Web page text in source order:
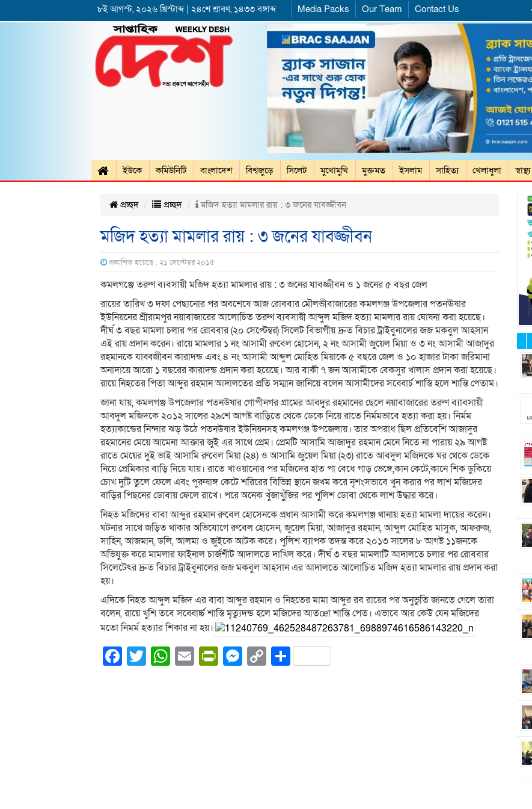
৮ই আগস্ট, ২০২৬ খ্রিস্টাব্দ | ২৪শে শ্রাবণ, ১৪৩৩ বঙ্গাব্দ Media Packs Our Team Contact Us
ইউকে কমিউনিটি বাংলাদেশ বিশ্বজুড়ে সিলেট মুখোমুখি মুক্তমত ইসলাম সাহিত্য খেলাধুলা স্বাস্থ্য
প্রচ্ছদ প্রচ্ছদ মজিদ হত্যা মামলার রায় : ৩ জনের যাবজ্জীবন
মজিদ হত্যা মামলার রায় : ৩ জনের যাবজ্জীবন
প্রকাশিত হয়েছে : ২১ সেপ্টেম্বর ২০১৫
কমলগঞ্জে তরুণ ব্যবসায়ী মজিদ হত্যা মামলার রায় : ৩ জনের যাবজ্জীবন ও ১ জনের ৫ বছর জেল
রায়ের তারিখ ৩ দফা পেছানোর পর অবশেষে আজ রোববার মৌলভীবাজারের কমলগঞ্জ উপজেলার পতনঊষার
ইউনিয়নের শ্রীরামপুর নয়াবাজারের আলোচিত তরুণ ব্যবসায়ী আব্দুল মজিদ হত্যা মামলার রায় ঘোষনা করা হয়েছে।
দীর্ঘ ৩ বছর মামলা চলার পর রোববার (২০ সেপ্টেম্বর) সিলেট বিভাগীয় দ্রুত বিচার ট্রাইবুনালের জজ মকবুল আহসান
এই রায় প্রদান করেন। রায়ে মামলার ১ নং আসামী রুবেল হোসেন, ২ নং আসামী জুয়েল মিয়া ও ৩ নং আসামী আজাদুর
রহমানকে যাব্বজীবন কারাদন্ড এবং ৪ নং আসামী আব্দুল মোহিত মিয়াকে ৫ বছরে জেল ও ১০ হাজার টাকা জরিমানা
অনাদায়ে আরো ১ বছরের কারাদন্ড প্রদান করা হয়েছে। আর বাকী ৭ জন আসামীকে বেকসুর খালাস প্রদান করা হয়েছে।
রায়ে নিহতের পিতা আব্দুর রহমান আদালতের প্রতি সম্মান জানিয়ে বলেন আসামীদের সব্বোর্চ শাস্তি হলে শান্তি পেতাম।
জানা যায়, কমলগঞ্জ উপজেলার পতনউষার গোপীনগর গ্রামের আবদুর রহমানের ছেলে নয়াবাজারের তরুণ ব্যাবসায়ী
আবদুল মজিদকে ২০১২ সালের ২৯শে আগষ্ট বাড়িতে থেকে ডেকে নিয়ে রাতে নির্মমভাবে হত্যা করা হয়। নির্মম
হত্যাকান্ডের নিন্দার ঝড় উঠে পতনউষার ইউনিয়নসহ কমলগঞ্জ উপজেলায়। তার অপরাধ ছিল প্রতিবেশি আজাদুর
রহমানের মেয়ে আমেনা আক্তার জুই এর সাথে প্রেম। প্রেমটি আসামি আজাদুর রহমান মেনে নিতে না পারায় ২৯ আগষ্ট
রাতে মেয়ের দুই ভাই আসামি রুবেল মিয়া (২৪) ও আসামি জুয়েল মিয়া (২৩) রাতে আবদুল মজিদকে ঘর থেকে ডেকে
নিয়ে প্রেমিকার বাড়ি নিয়ে যায়। রাতে খাওয়ানোর পর মজিদের হাত পা বেধে গাড় ভেঙ্গে,কান কেটে,কানে শিক ডুকিয়ে
চোখ দুটি তুলে ফেলে এবং পুরুষাঙ্গ কেটে শরিরের বিভিন্ন স্থানে জখম করে নৃশংসভাবে খুন করার পর লাশ মজিদের
বাড়ির পিছনের ডোবায় ফেলে রাখে। পরে অনেক খুঁজাখুুঁজির পর পুলিশ ডোবা থেকে লাশ উদ্ধার করে।
নিহত মজিদের বাবা আব্দুর রহমান রুবেল হোসেনকে প্রধান আসামী করে কমলগঞ্জ থানায় হত্যা মামলা দায়ের করেন।
ঘটনার সাথে জড়িত থাকার অভিযোগে রুবেল হোসেন, জুয়েল মিয়া, আজাদুর রহমান, আব্দুল মোহিত মাসুক, আফরুজ,
সাহিন, আজমান, ডলি, আলমা ও জুইকে আটক করে। পুলিশ ব্যাপক তদন্ত করে ২০১৩ সালের ৮ আগষ্ট ১১জনকে
অভিযুক্ত করে মামলার ফাইনাল চার্জশীট আদালতে দাখিল করে। দীর্ঘ ৩ বছর মামলাটি আদালতে চলার পর রোববার
সিলেটেৎর দ্রুত বিচার ট্রাইবুনালের জজ মকবুল আহসান এর আদালতে আলোচিত মজিদ হত্যা মামলার রায় প্রদান করা
হয়।
এদিকে নিহত আব্দুল মজিদ এর বাবা আব্দুর রহমান ও নিহতের মামা আব্দুর রব রায়ের পর অনুভুতি জানতে গেলে তারা
বলেন, রায়ে খুশি তবে সব্বোর্চ্চ শাস্তি মৃত্যুদন্ড হলে মজিদের আতœা শান্তি পেত। এভাবে আর কেউ যেন মজিদের
মতো নিমর্ম হত্যার শিকার না হয়।
Facebook
Twitter
WhatsApp
EmailPrintFriendly
Messenger
CopyShare